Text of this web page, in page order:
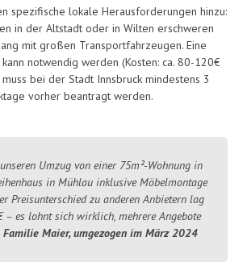
spezifische lokale Herausforderungen hinzu:
in der Altstadt oder in Wilten erschweren
mit großen Transportfahrzeugen. Eine
notwendig werden (Kosten: ca. 80-120€
bei der Stadt Innsbruck mindestens 3
vorher beantragt werden.
Umzug von einer 75m²-Wohnung in
in Mühlau inklusive Möbelmontage
Preisunterschied zu anderen Anbietern lag
– es lohnt sich wirklich, mehrere Angebote
Familie Maier, umgezogen im März 2024